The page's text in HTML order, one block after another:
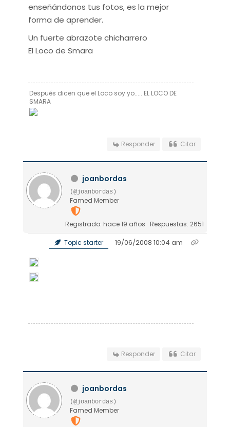
enseñándonos tus fotos, es la mejor
forma de aprender.
Un fuerte abrazote chicharrero
El Loco de Smara
Después dicen que el Loco soy yo..... EL LOCO DE
SMARA
Responder Citar
joanbordas
(@joanbordas)
Famed Member
Registrado: hace 19 años Respuestas: 2651
Topic starter 19/06/2008 10:04 am
Responder Citar
joanbordas
(@joanbordas)
Famed Member